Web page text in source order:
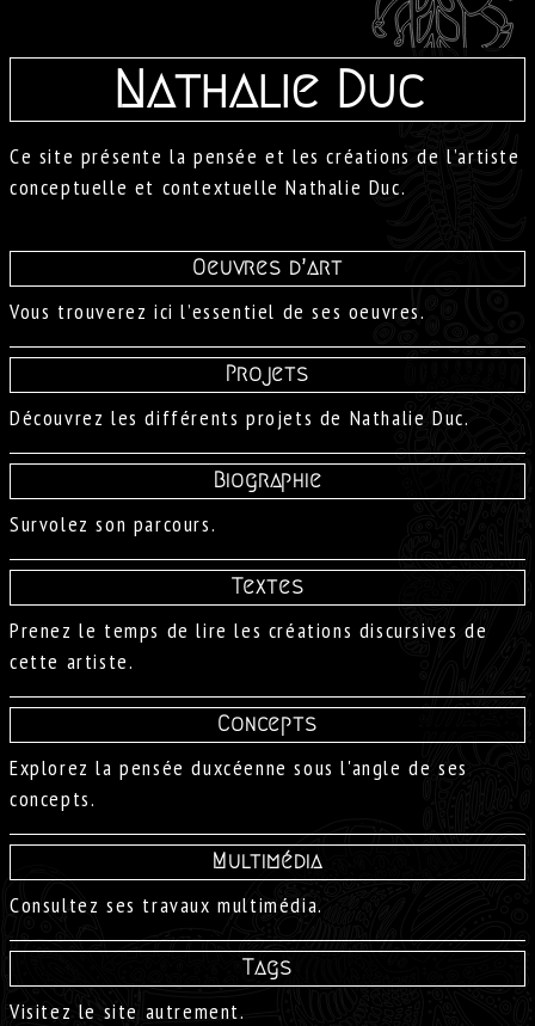
Nathalie Duc
Ce site présente la pensée et les créations de l’artiste
conceptuelle et contextuelle Nathalie Duc.
Oeuvres d’art
Vous trouverez ici l’essentiel de ses oeuvres.
Projets
Découvrez les différents projets de Nathalie Duc.
Biographie
Survolez son parcours.
Textes
Prenez le temps de lire les créations discursives de
cette artiste.
Concepts
Explorez la pensée duxcéenne sous l'angle de ses
concepts.
Multimédia
Consultez ses travaux multimédia.
Tags
Visitez le site autrement.